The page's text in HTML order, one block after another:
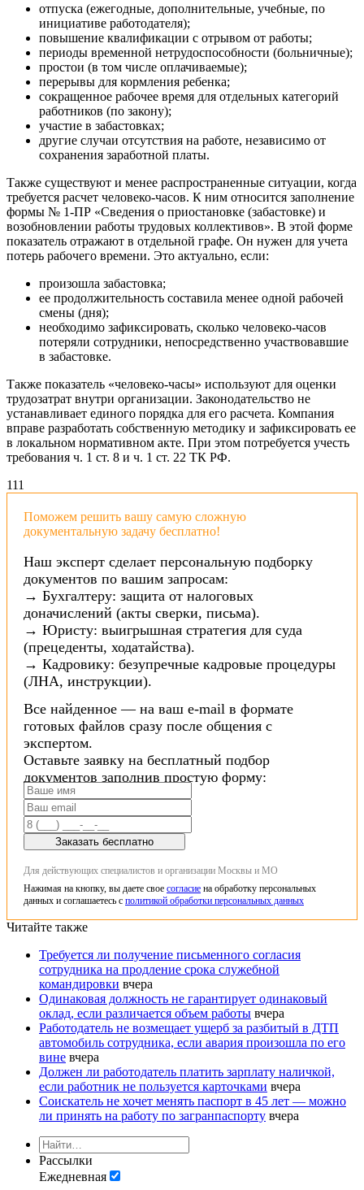
отпуска (ежегодные, дополнительные, учебные, по
инициативе работодателя);
повышение квалификации с отрывом от работы;
периоды временной нетрудоспособности (больничные);
простои (в том числе оплачиваемые);
перерывы для кормления ребенка;
сокращенное рабочее время для отдельных категорий
работников (по закону);
участие в забастовках;
другие случаи отсутствия на работе, независимо от
сохранения заработной платы.
Также существуют и менее распространенные ситуации, когда
требуется расчет человеко‑часов. К ним относится заполнение
формы № 1‑ПР «Сведения о приостановке (забастовке) и
возобновлении работы трудовых коллективов». В этой форме
показатель отражают в отдельной графе. Он нужен для учета
потерь рабочего времени. Это актуально, если:
произошла забастовка;
ее продолжительность составила менее одной рабочей
смены (дня);
необходимо зафиксировать, сколько человеко‑часов
потеряли сотрудники, непосредственно участвовавшие
в забастовке.
Также показатель «человеко‑часы» используют для оценки
трудозатрат внутри организации. Законодательство не
устанавливает единого порядка для его расчета. Компания
вправе разработать собственную методику и зафиксировать ее
в локальном нормативном акте. При этом потребуется учесть
требования ч. 1 ст. 8 и ч. 1 ст. 22 ТК РФ.
111
Поможем решить вашу самую сложную
документальную задачу бесплатно!
Наш эксперт сделает персональную подборку
документов по вашим запросам:
→ Бухгалтеру: защита от налоговых
доначислений (акты сверки, письма).
→ Юристу: выигрышная стратегия для суда
(прецеденты, ходатайства).
→ Кадровику: безупречные кадровые процедуры
(ЛНА, инструкции).
Все найденное — на ваш e-mail в формате
готовых файлов сразу после общения с
экспертом.
Оставьте заявку на бесплатный подбор
документов заполнив простую форму:
Заказать бесплатно
Для действующих специалистов и организации Москвы и МО
Нажимая на кнопку, вы даете свое согласие на обработку персональных
данных и соглашаетесь с политикой обработки персональных данных
Читайте также
Требуется ли получение письменного согласия
сотрудника на продление срока служебной
командировки вчера
Одинаковая должность не гарантирует одинаковый
оклад, если различается объем работы вчера
Работодатель не возмещает ущерб за разбитый в ДТП
автомобиль сотрудника, если авария произошла по его
вине вчера
Должен ли работодатель платить зарплату наличкой,
если работник не пользуется карточками вчера
Соискатель не хочет менять паспорт в 45 лет — можно
ли принять на работу по загранпаспорту вчера
Рассылки
Ежедневная